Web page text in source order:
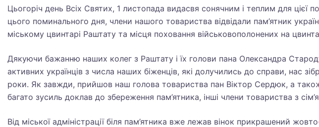
Цьогоріч день Всіх Святих, 1 листопада видасвя сонячним і теплим для цієї
цього поминального дня, члени нашого товариства відвідали пам’ятник
міському цвинтарі Раштату та місця поховання військовополонених на
Дякуючи бажанню наших колег з Раштату і їх голови пана Олександра
активних українців з числа наших біженців, які долучились до справи, нас
роки. Як завжди, прийшов наш голова товариства пан Віктор Сердюк, а
багато зусиль доклав до збереження пам’ятника, інші члени товариства з
Від міської адміністрації біля пам’ятника вже лежав вінок прикрашений